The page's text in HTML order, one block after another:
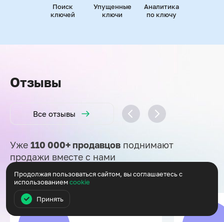
Поиск
ключей
Упущенные
ключи
Аналитика
по ключу
Отзывы
Все отзывы
Уже 110 000+ продавцов поднимают
продажи вместе с нами
Продолжая пользоваться сайтом, вы соглашаетесь с
использованиемcookie
Принять